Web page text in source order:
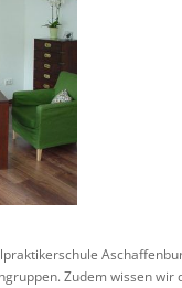
Zudem wissen wir